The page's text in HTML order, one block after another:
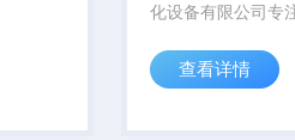
化设备有限公司专
格优。我们直接从
厂给我们提供固定
查看详情